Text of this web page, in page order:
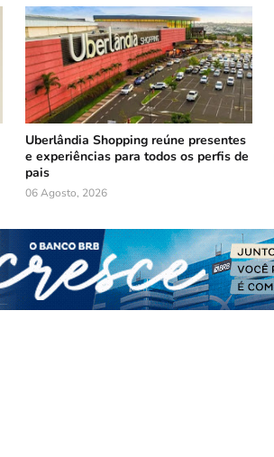
Uberlândia Shopping reúne presentes
e experiências para todos os perfis de
pais
06 Agosto, 2026